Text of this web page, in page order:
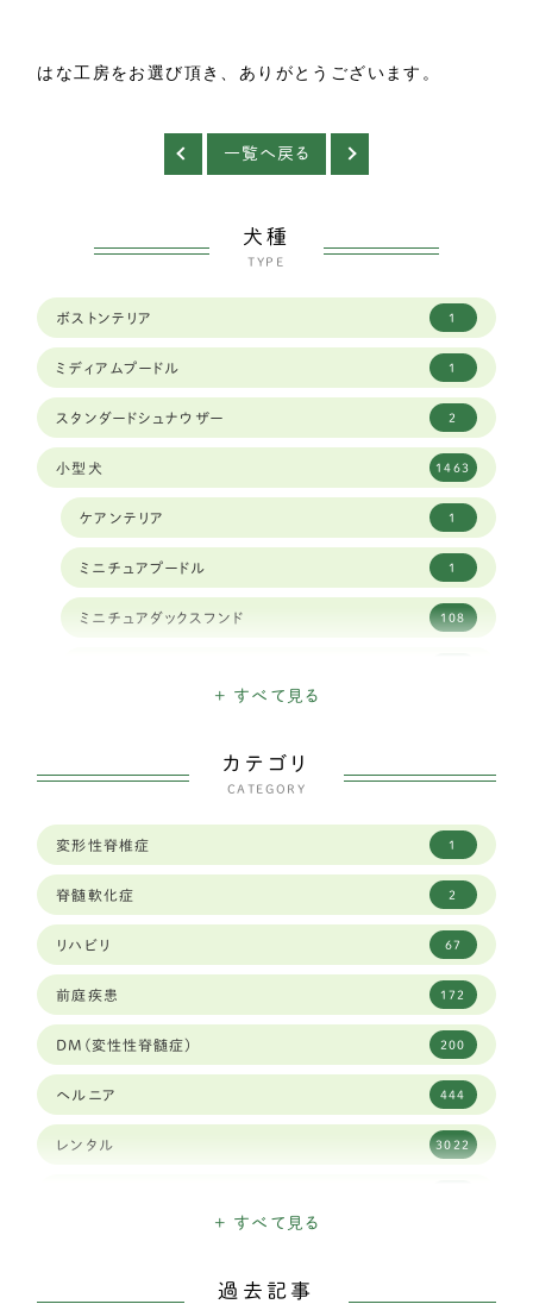
はな工房をお選び頂き、ありがとうございます。
一覧へ戻る
犬種
TYPE
ボストンテリア 1
ミディアムプードル 1
スタンダードシュナウザー 2
小型犬 1463
ケアンテリア 1
ミニチュアプードル 1
ミニチュアダックスフンド 108
イタリアングレイハウンド
トイフォックステリア 1
カニヘンダックスフンド 7
豆柴犬 30
ブリュッセルグリフォン 1
キャバリア 59
シーズー 84
+ すべて見る
カテゴリ
CATEGORY
変形性脊椎症 1
脊髄軟化症 2
リハビリ 67
前庭疾患 172
DM(変性性脊髄症) 200
ヘルニア 444
レンタル 3022
+ すべて見る
過去記事